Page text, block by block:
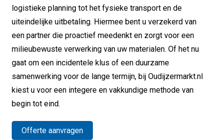
logistieke planning tot het fysieke transport en de
uiteindelijke uitbetaling. Hiermee bent u verzekerd van
een partner die proactief meedenkt en zorgt voor een
milieubewuste verwerking van uw materialen. Of het nu
gaat om een incidentele klus of een duurzame
samenwerking voor de lange termijn, bij Oudijzermarkt.nl
kiest u voor een integere en vakkundige methode van
begin tot eind.
Offerte aanvragen